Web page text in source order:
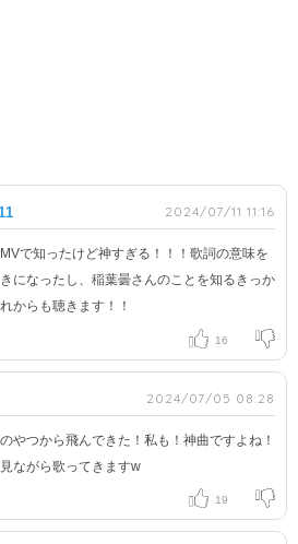
2024/07/11 11:16
で知ったけど神すぎる！！！歌詞の意味を
になったし、稲葉曇さんのことを知るきっか
からも聴きます！！
16
2024/07/05 08:28
やつから飛んできた！私も！神曲ですよね！
ながら歌ってきますw
19